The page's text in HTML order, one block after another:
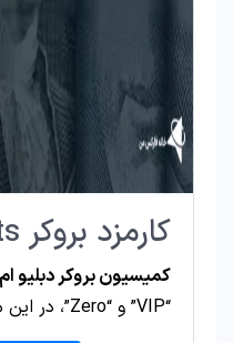
کارمزد بروکر WM Markets
کمیسیون بروکر دبلیو
“VIP” و “Zero”، در این مقاله بررسی شده است.